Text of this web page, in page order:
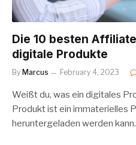
Die 10 besten
digitale Produkte
By Marcus February 4, 2023
Weißt du, was ein digitales
Produkt ist ein immaterielles
heruntergeladen werden